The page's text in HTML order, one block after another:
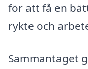
för att få en
rykte och
Sammantaget